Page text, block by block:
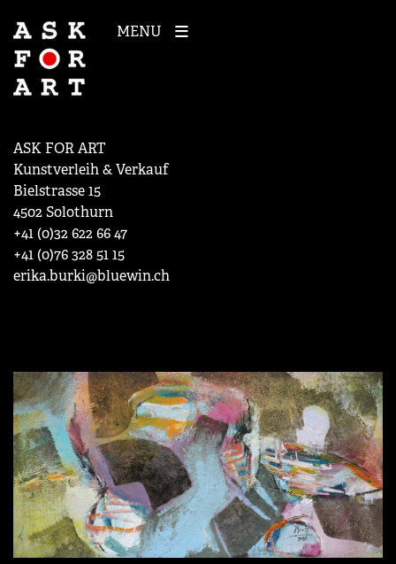
MENU
ASK FOR ART
Kunstverleih & Verkauf
Bielstrasse 15
4502 Solothurn
+41 (0)32 622 66 47
+41 (0)76 328 51 15
erika.burki@bluewin.ch